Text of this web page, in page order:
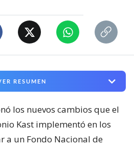
RESUMEN
los nuevos cambios que el
Kast implementó en los
a un Fondo Nacional de